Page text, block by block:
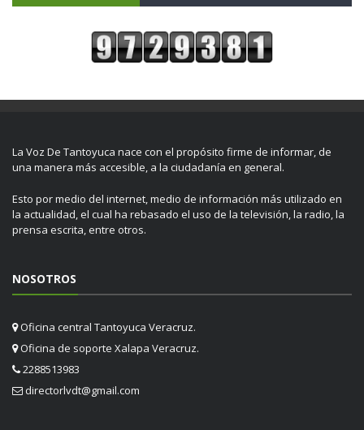
La Voz De Tantoyuca nace con el propósito firme de informar, de
una manera más accesible, a la ciudadanía en general.
Esto por medio del internet, medio de información más utilizado en
la actualidad, el cual ha rebasado el uso de la televisión, la radio, la
prensa escrita, entre otros.
NOSOTROS
Oficina central Tantoyuca Veracruz.
Oficina de soporte Xalapa Veracruz.
2288513983
directorlvdt@gmail.com